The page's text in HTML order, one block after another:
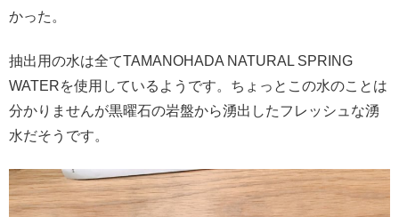
かった。
抽出用の水は全てTAMANOHADA NATURAL SPRING
WATERを使用しているようです。ちょっとこの水のことは
分かりませんが黒曜石の岩盤から湧出したフレッシュな湧
水だそうです。